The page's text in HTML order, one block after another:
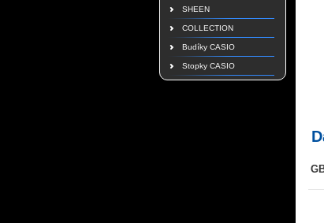
SHEEN
COLLECTION
Budíky CASIO
Stopky CASIO